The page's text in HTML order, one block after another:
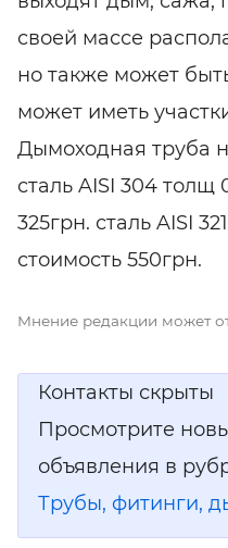
своей массе
но также может
может иметь
Дымоходная труба
сталь AISI 304 толщ
325грн. сталь AISI
стоимость 550грн.
Мнение редакции может
Контакты скрыты
Просмотрите
объявления в
Трубы, фитинги,